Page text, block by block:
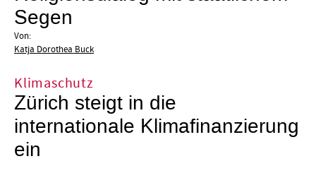
Segen
Von:
Katja Dorothea Buck
Klimaschutz
Zürich steigt in die
internationale Klimafinanzierung
ein